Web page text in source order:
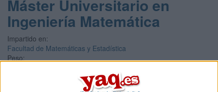
Máster Universitario en
Ingeniería Matemática
Impartido en:
Facultad de Matemáticas y Estadística
Peso: